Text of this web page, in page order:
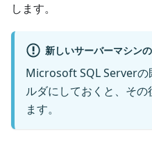
します。
新しいサーバーマシン
Microsoft SQL Serverの
ルダにしておくと、そ
ます。